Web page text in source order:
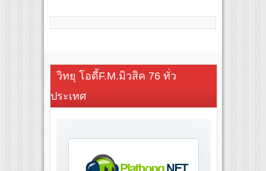
วิทยุ โอดี้F.M.มิวสิค 76 ทั่ว
ประเทศ